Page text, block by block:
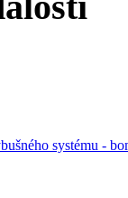
systému -